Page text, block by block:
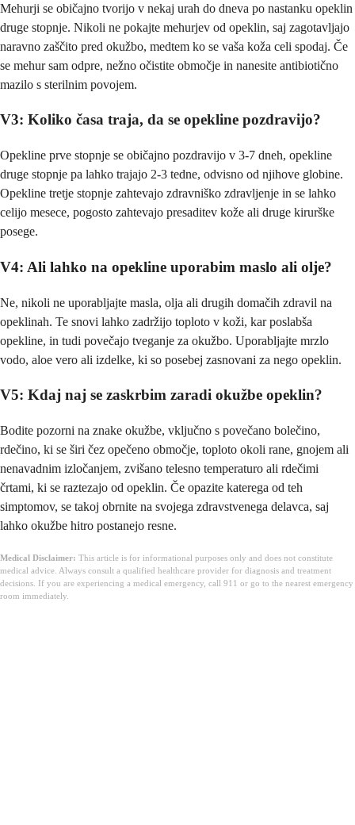
Mehurji se običajno tvorijo v nekaj urah do dneva po nastanku opeklin
druge stopnje. Nikoli ne pokajte mehurjev od opeklin, saj zagotavljajo
naravno zaščito pred okužbo, medtem ko se vaša koža celi spodaj. Če
se mehur sam odpre, nežno očistite območje in nanesite antibiotično
mazilo s sterilnim povojem.
V3: Koliko časa traja, da se opekline pozdravijo?
Opekline prve stopnje se običajno pozdravijo v 3-7 dneh, opekline
druge stopnje pa lahko trajajo 2-3 tedne, odvisno od njihove globine.
Opekline tretje stopnje zahtevajo zdravniško zdravljenje in se lahko
celijo mesece, pogosto zahtevajo presaditev kože ali druge kirurške
posege.
V4: Ali lahko na opekline uporabim maslo ali olje?
Ne, nikoli ne uporabljajte masla, olja ali drugih domačih zdravil na
opeklinah. Te snovi lahko zadržijo toploto v koži, kar poslabša
opekline, in tudi povečajo tveganje za okužbo. Uporabljajte mrzlo
vodo, aloe vero ali izdelke, ki so posebej zasnovani za nego opeklin.
V5: Kdaj naj se zaskrbim zaradi okužbe opeklin?
Bodite pozorni na znake okužbe, vključno s povečano bolečino,
rdečino, ki se širi čez opečeno območje, toploto okoli rane, gnojem ali
nenavadnim izločanjem, zvišano telesno temperaturo ali rdečimi
črtami, ki se raztezajo od opeklin. Če opazite katerega od teh
simptomov, se takoj obrnite na svojega zdravstvenega delavca, saj
lahko okužbe hitro postanejo resne.
Medical Disclaimer: This article is for informational purposes only and does not constitute
medical advice. Always consult a qualified healthcare provider for diagnosis and treatment
decisions. If you are experiencing a medical emergency, call 911 or go to the nearest emergency
room immediately.